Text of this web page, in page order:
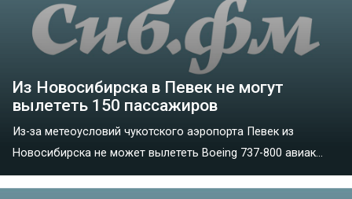
Из Новосибирска в Певек не могут
вылететь 150 пассажиров
Из-за метеоусловий чукотского аэропорта Певек из
Новосибирска не может вылететь Boeing 737-800 авиак...